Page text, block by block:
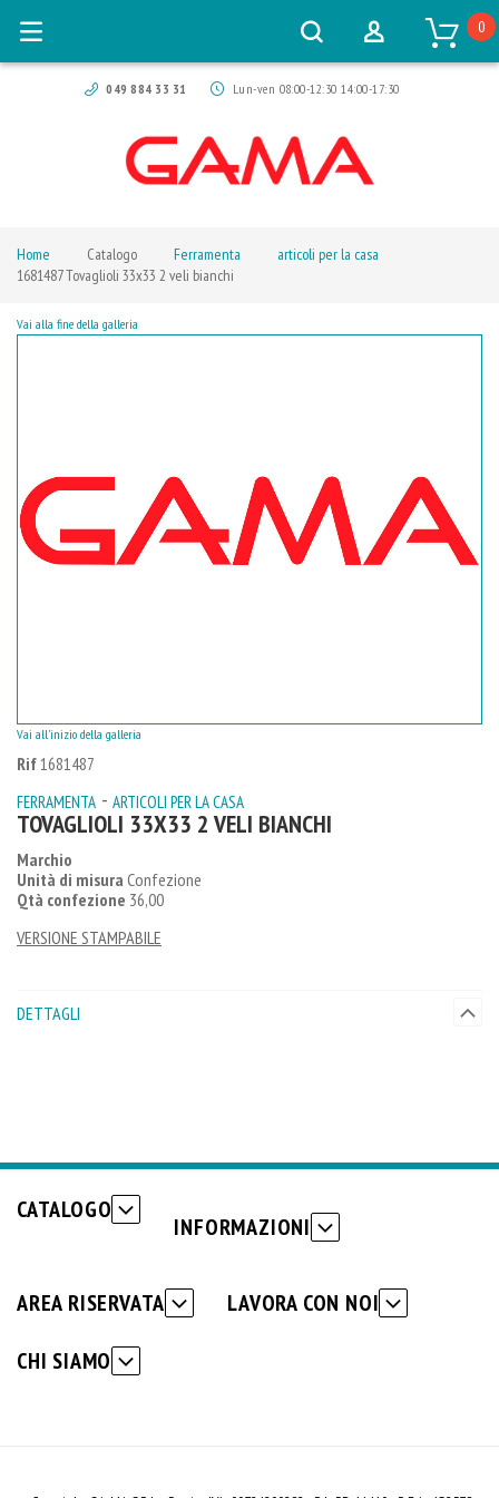
049 884 33 31 Lun-ven 08:00-12:30 14:00-17:30
0
Home Catalogo Ferramenta
articoli per la casa
1681487 Tovaglioli 33x33 2 veli bianchi
Rif1681487
FERRAMENTA - ARTICOLI PER LA CASA
TOVAGLIOLI 33X33 2 VELI BIANCHI
Marchio
Unità di misura Confezione
Qtà confezione 36,00
VERSIONE STAMPABILE
Vai alla fine della galleria
Vai all'inizio della galleria
DETTAGLI
CHI SIAMO
CATALOGO
INFORMAZIONI
AREA RISERVATA LAVORA CON NOI